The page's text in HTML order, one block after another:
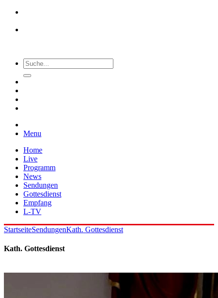
Menu
Home
Live
Programm
News
Sendungen
Gottesdienst
Empfang
L-TV
StartseiteSendungenKath. Gottesdienst
Kath. Gottesdienst